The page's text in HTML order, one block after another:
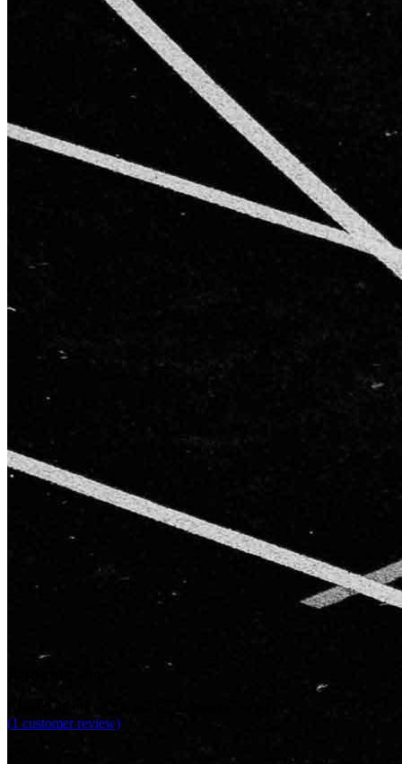
Личный кабинет
+7 (999) 227-22-49
(1 customer review)